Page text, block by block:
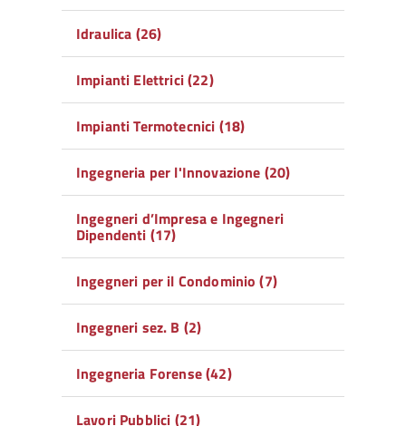
Idraulica (26)
Impianti Elettrici (22)
Impianti Termotecnici (18)
Ingegneria per l'Innovazione (20)
Ingegneri d’Impresa e Ingegneri
Dipendenti (17)
Ingegneri per il Condominio (7)
Ingegneri sez. B (2)
Ingegneria Forense (42)
Lavori Pubblici (21)